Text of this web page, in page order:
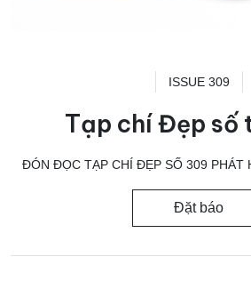
ISSUE 309
Tạp chí Đẹp số
ĐÓN ĐỌC TẠP CHÍ ĐẸP SỐ 309 PHÁT
Đặt báo